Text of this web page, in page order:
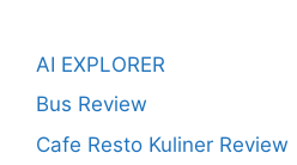
AI EXPLORER
Bus Review
Cafe Resto Kuliner Review